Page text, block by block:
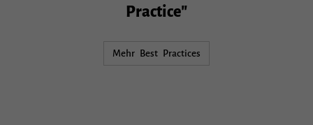
Practice"
Mehr Best Practices